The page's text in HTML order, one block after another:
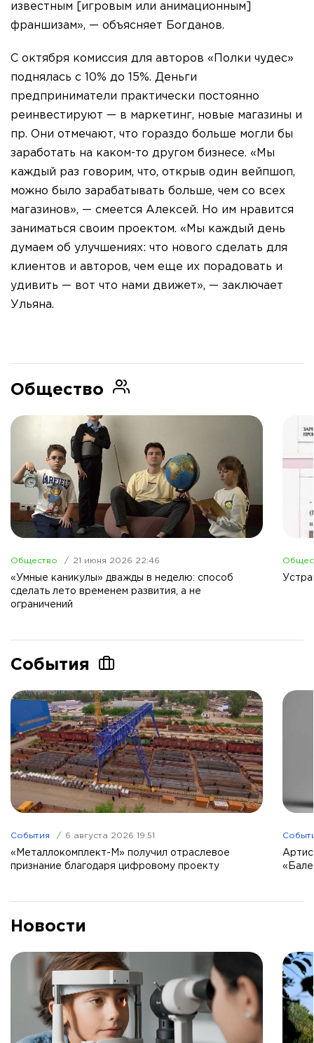
известным [игровым или анимационным]
франшизам», — объясняет Богданов.
С октября комиссия для авторов «Полки чудес»
поднялась с 10% до 15%. Деньги
предприниматели практически постоянно
реинвестируют — в маркетинг, новые магазины и
пр. Они отмечают, что гораздо больше могли бы
заработать на каком-то другом бизнесе. «Мы
каждый раз говорим, что, открыв один вейпшоп,
можно было зарабатывать больше, чем со всех
магазинов», — смеется Алексей. Но им нравится
заниматься своим проектом. «Мы каждый день
думаем об улучшениях: что нового сделать для
клиентов и авторов, чем еще их порадовать и
удивить — вот что нами движет», — заключает
Ульяна.
Общество
Общество 21 июня 2026 22:46
«Умные каникулы» дважды в неделю: способ
сделать лето временем развития, а не
ограничений
События
События 6 августа 2026 19:51
«Металлокомплект-М» получил отраслевое
признание благодаря цифровому проекту
Новости